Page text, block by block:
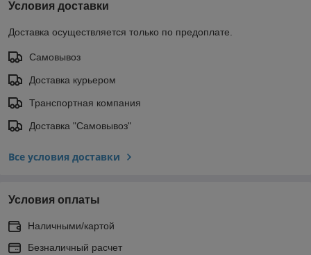
Условия доставки
Доставка осуществляется только по предоплате.
Самовывоз
Доставка курьером
Транспортная компания
Доставка "Самовывоз"
Все условия доставки
Условия оплаты
Наличными/картой
Безналичный расчет